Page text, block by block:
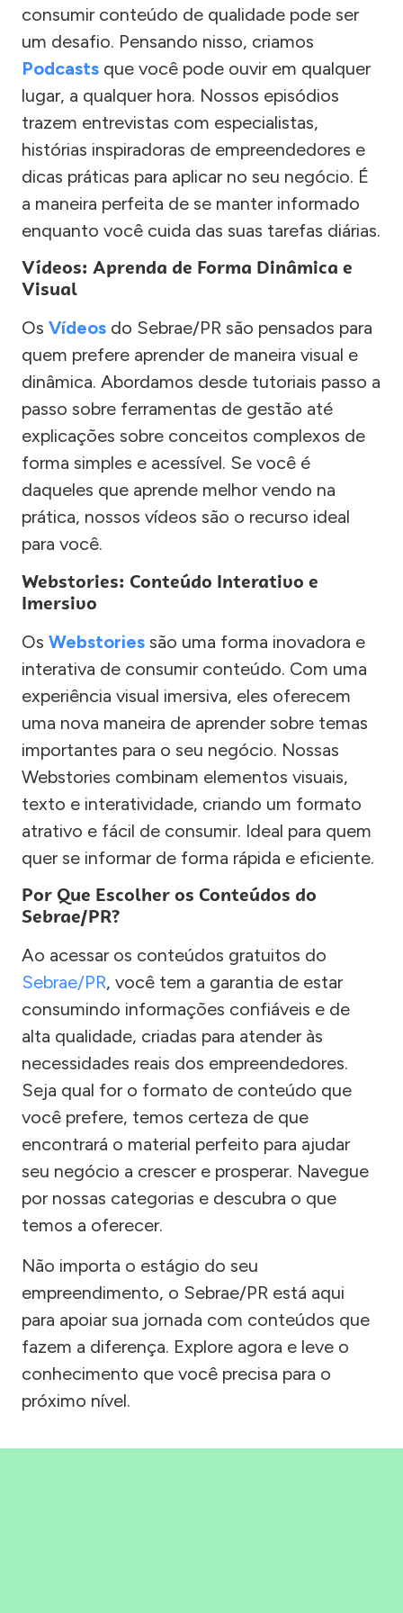
consumir conteúdo de qualidade pode ser
um desafio. Pensando nisso, criamos
Podcasts que você pode ouvir em qualquer
lugar, a qualquer hora. Nossos episódios
trazem entrevistas com especialistas,
histórias inspiradoras de empreendedores e
dicas práticas para aplicar no seu negócio. É
a maneira perfeita de se manter informado
enquanto você cuida das suas tarefas diárias.
Vídeos: Aprenda de Forma Dinâmica e
Visual
Os Vídeos do Sebrae/PR são pensados para
quem prefere aprender de maneira visual e
dinâmica. Abordamos desde tutoriais passo a
passo sobre ferramentas de gestão até
explicações sobre conceitos complexos de
forma simples e acessível. Se você é
daqueles que aprende melhor vendo na
prática, nossos vídeos são o recurso ideal
para você.
Webstories: Conteúdo Interativo e
Imersivo
Os Webstories são uma forma inovadora e
interativa de consumir conteúdo. Com uma
experiência visual imersiva, eles oferecem
uma nova maneira de aprender sobre temas
importantes para o seu negócio. Nossas
Webstories combinam elementos visuais,
texto e interatividade, criando um formato
atrativo e fácil de consumir. Ideal para quem
quer se informar de forma rápida e eficiente.
Por Que Escolher os Conteúdos do
Sebrae/PR?
Ao acessar os conteúdos gratuitos do
Sebrae/PR, você tem a garantia de estar
consumindo informações confiáveis e de
alta qualidade, criadas para atender às
necessidades reais dos empreendedores.
Seja qual for o formato de conteúdo que
você prefere, temos certeza de que
encontrará o material perfeito para ajudar
seu negócio a crescer e prosperar. Navegue
por nossas categorias e descubra o que
temos a oferecer.
Não importa o estágio do seu
empreendimento, o Sebrae/PR está aqui
para apoiar sua jornada com conteúdos que
fazem a diferença. Explore agora e leve o
conhecimento que você precisa para o
próximo nível.